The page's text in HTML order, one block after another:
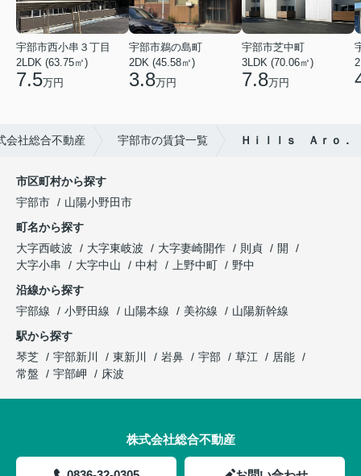
宇部市西小串３丁目
2LDK (63.75㎡)
7.5万円
宇部市鵜の島町
2DK (45.58㎡)
3.8万円
宇部市芝中町
3LDK (70.06㎡)
7.8万円
会社総合不動産 宇部市の賃貸一覧 Ｈｉｌｌｓ Ａｒｏ．
市区町村から探す
宇部市
山陽小野田市
町名から探す
大字西岐波
大字東岐波 大字妻崎開作 則貞
開
大字小串
大字中山 中村 上野中町
野中
沿線から探す
宇部線
小野田線 山陽本線 美祢線
山陽新幹線
駅から探す
琴芝
宇部新川 東新川 岩鼻 宇部 草江
居能
常盤
宇部岬 床波
株式会社総合不動産